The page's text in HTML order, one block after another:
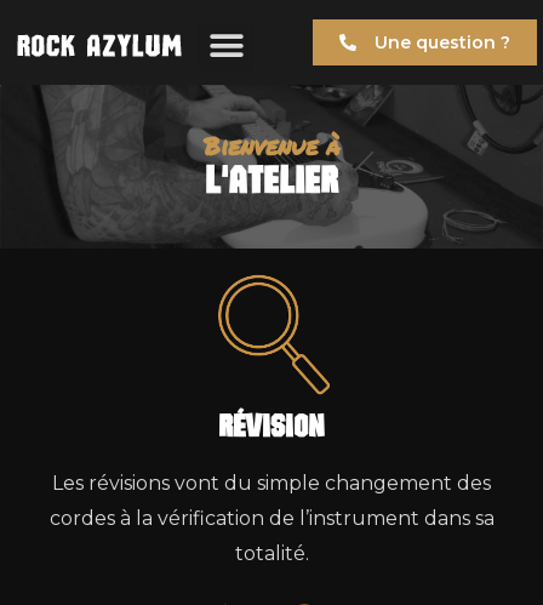
Une question ?
Bienvenue à
L'atelIer
RévIsIon
Les révisions vont du simple changement des
cordes à la vérification de l’instrument dans sa
totalité.